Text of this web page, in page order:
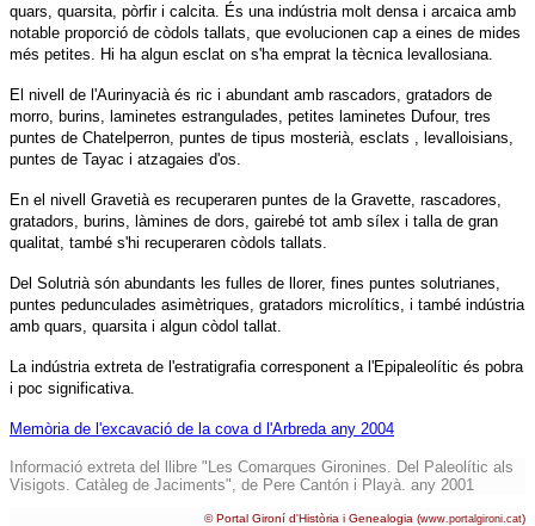
quars, quarsita, pòrfir i calcita. És una indústria molt densa i arcaica amb
notable proporció de còdols tallats, que evolucionen cap a eines de mides
més petites. Hi ha algun esclat on s'ha emprat la tècnica levallosiana.
El nivell de l'Aurinyacià és ric i abundant amb rascadors, gratadors de
morro, burins, laminetes estrangulades, petites laminetes Dufour, tres
puntes de Chatelperron, puntes de tipus mosterià, esclats , levalloisians,
puntes de Tayac i atzagaies d'os.
En el nivell Gravetià es recuperaren puntes de la Gravette, rascadores,
gratadors, burins, làmines de dors, gairebé tot amb sílex i talla de gran
qualitat, també s'hi recuperaren còdols tallats.
Del Solutrià són abundants les fulles de llorer, fines puntes solutrianes,
puntes pedunculades asimètriques, gratadors microlítics, i també indústria
amb quars, quarsita i algun còdol tallat.
La indústria extreta de l'estratigrafia corresponent a l'Epipaleolític és pobra
i poc significativa.
Memòria de l'excavació de la cova d l'Arbreda any 2004
Informació extreta del llibre "Les Comarques Gironines. Del Paleolític als
Visigots. Catàleg de Jaciments", de Pere Cantón i Playà. any 2001
© Portal Gironí d'Història i Genealogia (www.portalgironi.cat)